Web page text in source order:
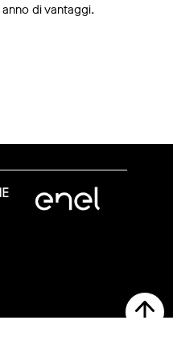
di vantaggi.